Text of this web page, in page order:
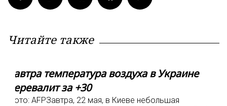
Читайте также
Завтра температура воздуха в Украине
перевалит за +30
Фото: AFPЗавтра, 22 мая, в Киеве небольшая